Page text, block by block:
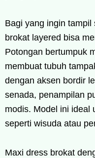
Bagi yang ingin
brokat layered bisa
Potongan bertumpuk
membuat tubuh
dengan aksen bordir
senada, penampilan
modis. Model ini ideal
seperti wisuda atau
Maxi dress brokat